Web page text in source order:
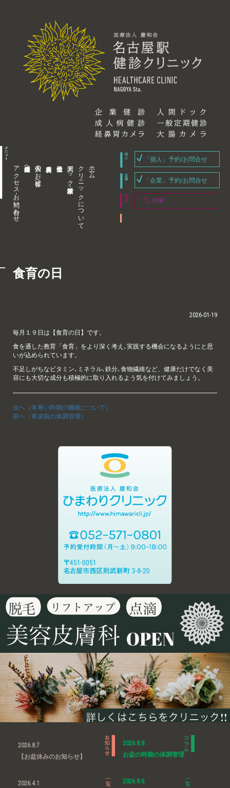
アクセス・お問い合わせ 企業内担当者様へ 個人のお客様へ 人間ドック・健康診断 クリニックについて ホーム
「個人」予約/お問合せ
「企業」予約/お問合せ
食育の日
2026-01-19
毎月１９日は【食育の日】です。
食を通した教育「食育」をより深く考え､実践する機会になるようにと思
いが込められています。
不足しがちなビタミン､ミネラル､鉄分､食物繊維など、健康だけでなく美
容にも大切な成分も積極的に取り入れるよう気を付けてみましょう。
次へ（冬寒い時期の睡眠について）
前へ（寒波前の体調管理）
2026.8.7
【お盆休みのお知らせ】
2026.4.1
2026.8.8
お盆の時期の体調管理
2026.8.6